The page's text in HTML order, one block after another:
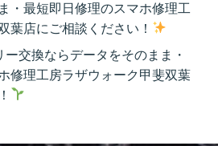
・最短即日修理のスマホ修理工
葉店にご相談ください！
交換ならデータをそのまま・
修理工房ラザウォーク甲斐双葉